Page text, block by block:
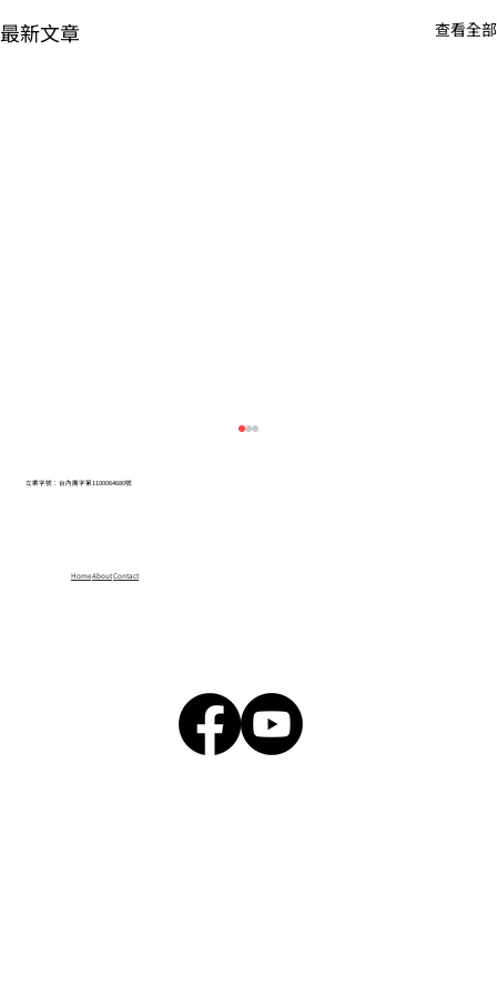
最新文章 查看全部
【公告】第六屆未來素養學堂｜獎勵嘉年
立案字號：台內團字第1100064680號
HomeAboutContact